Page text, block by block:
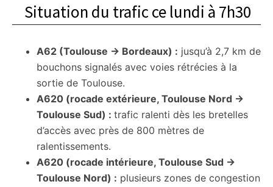
Situation du trafic ce lundi à 7h30
A62 (Toulouse → Bordeaux) : jusqu’à 2,7 km de
bouchons signalés avec voies rétrécies à la
sortie de Toulouse.
A620 (rocade extérieure, Toulouse Nord →
Toulouse Sud) : trafic ralenti dès les bretelles
d’accès avec près de 800 mètres de
ralentissements.
A620 (rocade intérieure, Toulouse Sud →
Toulouse Nord) : plusieurs zones de congestion